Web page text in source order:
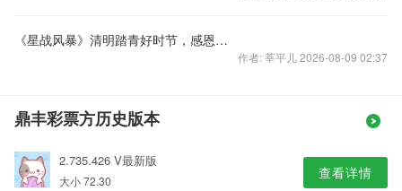
《星战风暴》清明踏青好时节，感恩好礼不停歇
作者: 莘平儿 2026-08-09 02:37
鼎丰彩票方历史版本
2.735.426 V最新版
大小 72.30 查看详情